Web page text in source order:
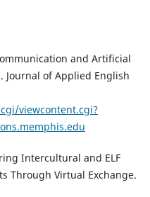
and Artificial
Journal of Applied English
viewcontent.cgi?
Intercultural and ELF
Through Virtual Exchange.